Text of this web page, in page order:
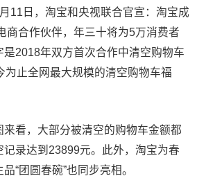
11日，淘宝和央视联合官宣：淘宝成
商合作伙伴，年三十将为5万消费者
2018年双方首次合作中清空购物车
为止全网最大规模的清空购物车福
看，大部分被清空的购物车金额都
录达到23899元。此外，淘宝为春
“团圆春碗”也同步亮相。